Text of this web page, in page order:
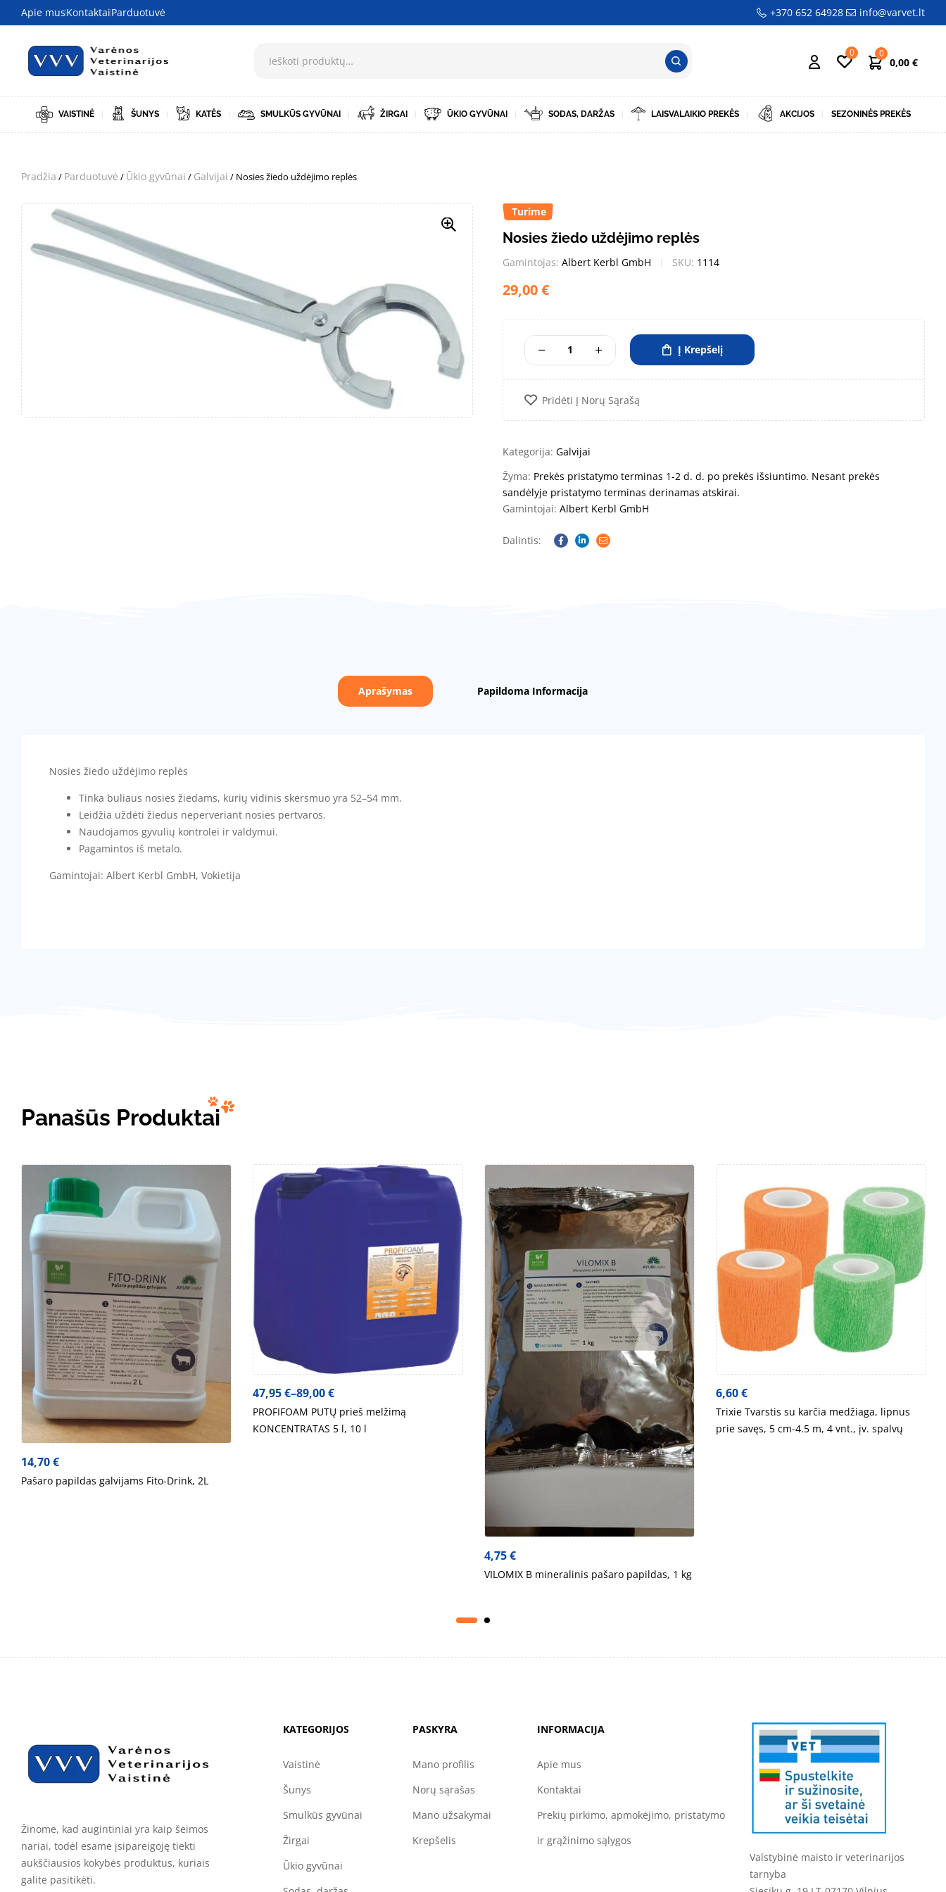
Apie musKontaktaiParduotuvė +370 652 64928 info@varvet.lt
0 0
0,00 €
VAISTINĖ ŠUNYS KATĖS SMULKŪS GYVŪNAI ŽIRGAI ŪKIO GYVŪNAI SODAS, DARŽAS LAISVALAIKIO PREKĖS AKCIJOS SEZONINĖS PREKĖS
Pradžia / Parduotuvė / Ūkio gyvūnai / Galvijai / Nosies žiedo uždėjimo replės
Turime
Nosies žiedo uždėjimo replės
Gamintojas: Albert Kerbl GmbH SKU: 1114
29,00€
Į Krepšelį
Pridėti Į Norų Sąrašą
Kategorija: Galvijai
Žyma: Prekės pristatymo terminas 1-2 d. d. po prekės išsiuntimo. Nesant prekės
sandėlyje pristatymo terminas derinamas atskirai.
Gamintojai: Albert Kerbl GmbH
Dalintis:
Facebook
Linkedin
Email
Aprašymas Papildoma Informacija
Nosies žiedo uždėjimo replės
Tinka buliaus nosies žiedams, kurių vidinis skersmuo yra 52–54 mm.
Leidžia uždėti žiedus neperveriant nosies pertvaros.
Naudojamos gyvulių kontrolei ir valdymui.
Pagamintos iš metalo.
Gamintojai: Albert Kerbl GmbH, Vokietija
Panašūs Produktai
14,70€
Pašaro papildas galvijams Fito-Drink, 2L
47,95€–89,00€
PROFIFOAM PUTŲ prieš melžimą
KONCENTRATAS 5 l, 10 l
4,75€
VILOMIX B mineralinis pašaro papildas, 1 kg
6,60€
Trixie Tvarstis su karčia medžiaga, lipnus
prie savęs, 5 cm-4.5 m, 4 vnt., įv. spalvų
Žinome, kad augintiniai yra kaip šeimos
nariai, todėl esame įsipareigoję tiekti
aukščiausios kokybės produktus, kuriais
galite pasitikėti.
KATEGORIJOS
Vaistinė
Šunys
Smulkūs gyvūnai
Žirgai
Ūkio gyvūnai
PASKYRA
Mano profilis
Norų sąrašas
Mano užsakymai
Krepšelis
INFORMACIJA
Apie mus
Kontaktai
Prekių pirkimo, apmokėjimo, pristatymo
ir grąžinimo sąlygos
Valstybinė maisto ir veterinarijos
tarnyba